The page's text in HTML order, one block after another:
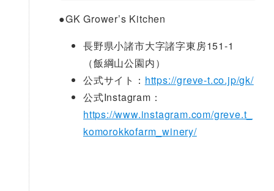
●GK Grower’s Kitchen
長野県小諸市大字諸字東房151-1
（飯綱山公園内）
公式サイト： https://greve-t.co.jp/gk/
公式Instagram：
https://www.instagram.com/greve.t_
komorokkofarm_winery/